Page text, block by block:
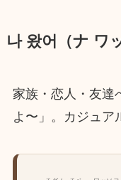
나 왔어（ナ ワ
家族・恋人・友達
よ〜」。カジュア